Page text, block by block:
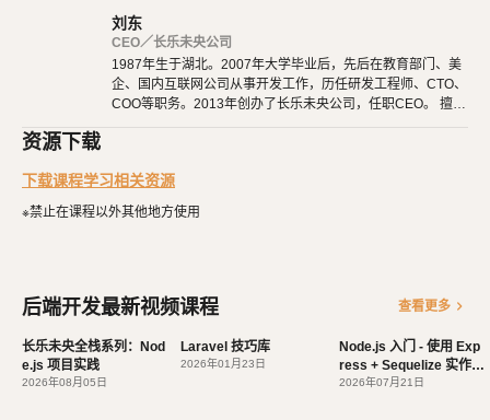
Express 框架入门：学习使用 Express 框架搭建 Web 应用程序，并了
解路由、中间件等概念。
Sequelize ORM 入门：探索 Sequelize ORM 的基本用法，以及如何在
Node.js 应用程序中进行数据库操作。
常规 API 开发方法：学习常见的 API 开发模式，包括增删改查、分
由浅入深：适合零基础学生，从最基础的概念开始，循序渐进地学
习 Node.js 及相关技术。
实践导向：通过丰富的实例和项目实践，帮助学生将理论知识转化
刘东
CEO／长乐未央公司
1987年生于湖北。2007年大学毕业后，先后在教育部门、美
企、国内互联网公司从事开发工作，历任研发工程师、CTO、
COO等职务。2013年创办了长乐未央公司，任职CEO。 擅长
发iOS、Android原生App。 对编程、AI和机器人都有深厚的
兴趣，觉得做开发非常快乐，能创造梦想中的产品是一件非常
有幸福感的事情。喜爱阅读，尤其是历史相关的书籍。喜欢音
资源下载
下载课程学习相关资源
※禁止在课程以外其他地方使用
后端开发最新视频课程 查看更多 chevron_right
长乐未央全栈系列：Nod
e.js 项目实践
2026年08月05日
Laravel 技巧库
2026年01月23日
Node.js 入门 - 使用 Exp
ress + Sequelize 实作 A
PI
2026年07月21日